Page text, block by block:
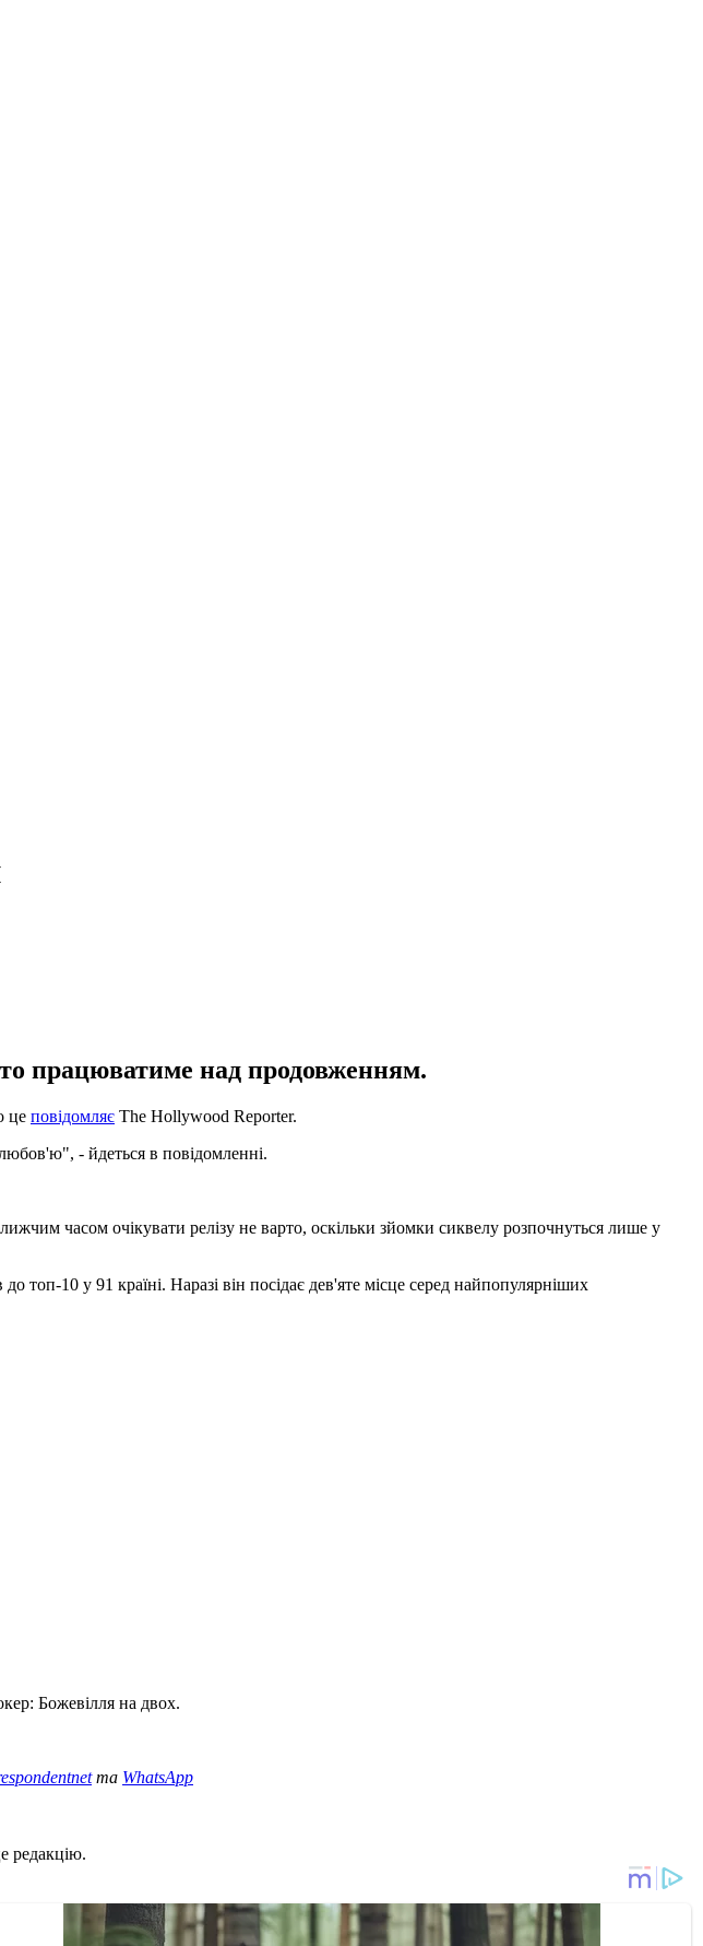
працюватиме над продовженням.
це повідомляє The Hollywood Reporter.
- йдеться в повідомленні.
часом очікувати релізу не варто, оскільки зйомки сиквелу розпочнуться лише у
топ-10 у 91 країні. Наразі він посідає дев'яте місце серед найпопулярніших
Божевілля на двох.
та WhatsApp
редакцію.